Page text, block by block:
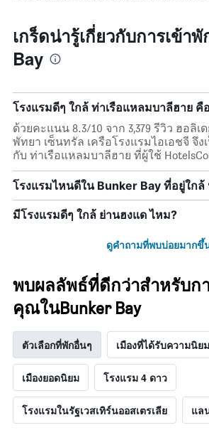
เกร็ดน่ารู้เกี่ยวกับการเข้า
Bay
โรงแรมดีๆ ใกล้ ท่าเรือแหลมบาลีฮาย คื
ด้วยคะแนน 8.3/10 จาก 3,379 รีวิว ฮอลิเ
พัทยา เซ็นทรัล เครือโรงแรมไอเอชจี จึ
กับ ท่าเรือแหลมบาลีฮาย ที่ผู้ใช้
โรงแรมไหนดีใน Bunker Bay ที่อยู่ใกล้
มีโรงแรมดีๆ ใกล้ ย่านฮงแด ไหม?
ดูคำถามที่พบบ่อยมากขึ้
พบผลลัพธ์ที่ดีกว่าสำหรับก
คุณในBunker Bay
ตัวเลือกที่พักอื่นๆ เมืองที่ได้รับความนิย
เมืองยอดนิยม โรงแรม 4 ดาว
โรงแรมในรัฐเวสเทิร์นออสเตรเลีย แล